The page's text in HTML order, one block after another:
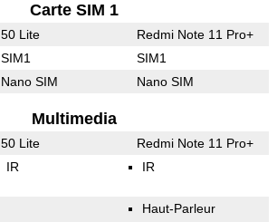
Carte SIM 1
50 Lite Redmi Note 11 Pro+
SIM1 SIM1
Nano SIM Nano SIM
Multimedia
50 Lite Redmi Note 11 Pro+
IR IR
Haut-Parleur